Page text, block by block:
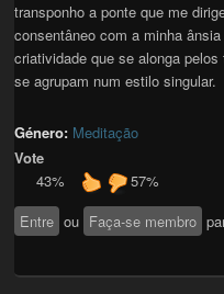
transponho a ponte que me
consentâneo com a minha
criatividade que se alonga
se agrupam num estilo singular.
Género: Meditação
Vote
43%
57%
Entre ou Faça-se membro